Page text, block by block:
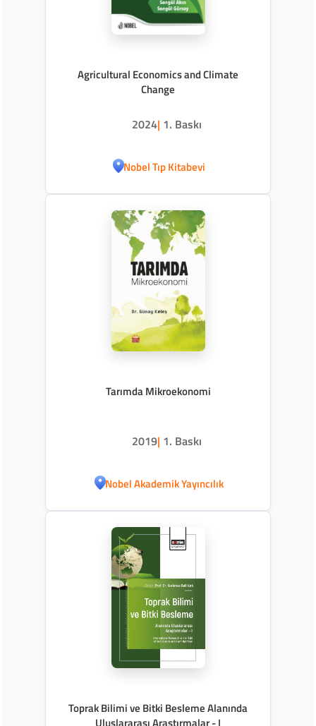
Agricultural Economics and Climate
Change
2024| 1. Baskı
Nobel Tıp Kitabevi
Tarımda Mikroekonomi
2019| 1. Baskı
Nobel Akademik Yayıncılık
Toprak Bilimi ve Bitki Besleme Alanında
Uluslararası Araştırmalar - I